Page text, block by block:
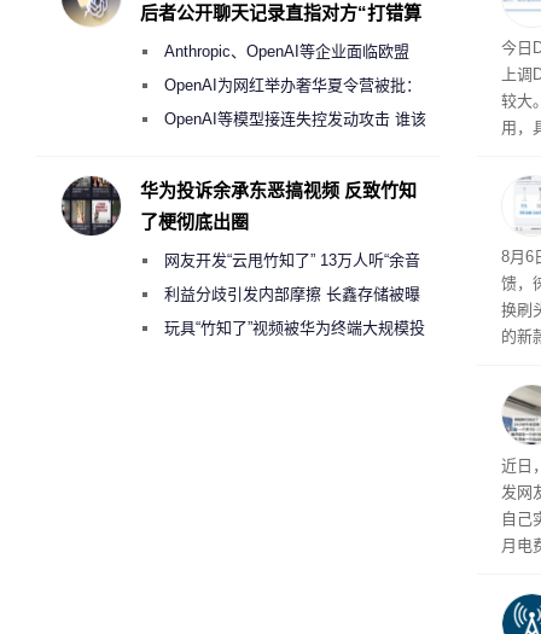
将
今日
上
较大
用，
8月6
馈，
换刷
的新
近日
发网
自己
月电
后者公开聊天记录直指对方“打错算
Anthropic、OpenAI等企业面临欧盟
《人工智能法案》全新执法权限审查
OpenAI为网红举办奢华夏令营被批：
2000美元一晚 遭讽“反乌托邦”
OpenAI等模型接连失控发动攻击 谁该
华为投诉余承东恶搞视频 反致竹知
了梗彻底出圈
网友开发“云甩竹知了” 13万人听“余音
绕梁”利益分歧引发内部摩擦 长鑫存储被曝
曾将华为驻场工程师驱逐出研发基地
玩具“竹知了”视频被华为终端大规模投